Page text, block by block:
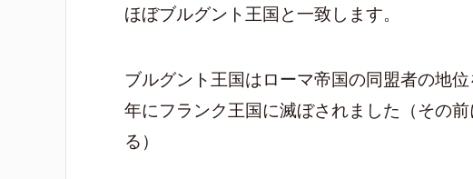
ほぼブルグント王国と一致します。
ブルグント王国はローマ帝国の同盟者の地
年にフランク王国に滅ぼされました（その
る）